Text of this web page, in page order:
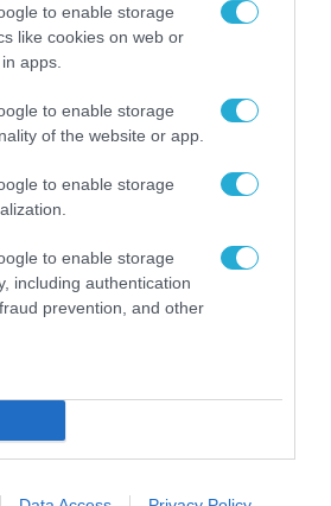
to enable storage
like cookies on web or
apps.
to enable storage
of the website or app.
to enable storage
to enable storage
including authentication
prevention, and other